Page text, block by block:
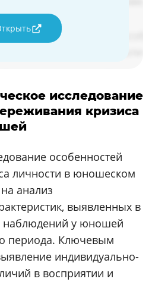
исследование
кризиса
особенностей
личности в юношеском
анализ
выявленных в
наблюдений у юношей
периода. Ключевым
индивидуально-
в восприятии и